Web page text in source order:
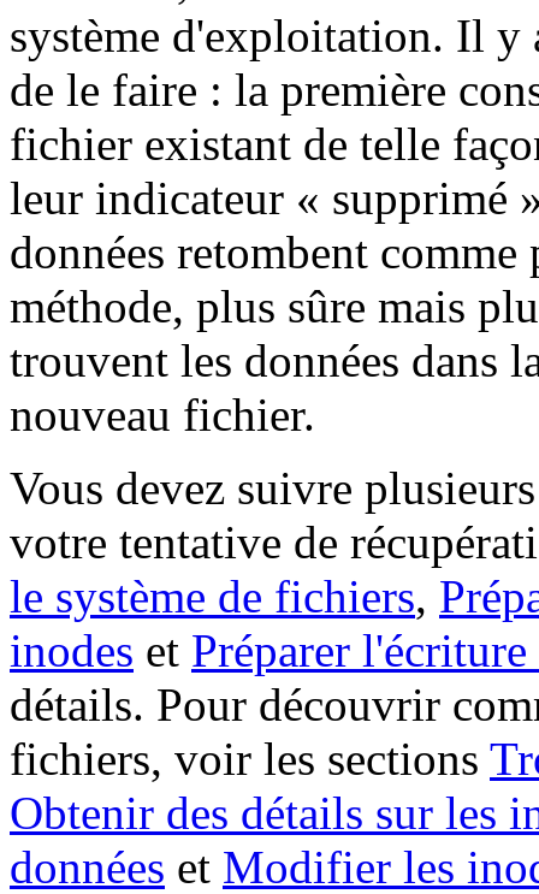
système d'exploitation. Il y
de le faire : la première
fichier existant de telle
leur indicateur « supprimé
données retombent
méthode, plus sûre mais
trouvent les données dans
nouveau fichier.
Vous devez suivre
votre tentative de
le système de fichiers,
inodes et Préparer
détails. Pour découvrir
fichiers, voir les sections
Obtenir des détails sur les
données et Modifier les